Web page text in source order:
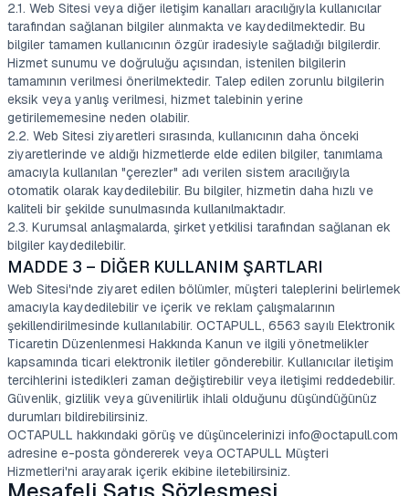
2.1. Web Sitesi veya diğer iletişim kanalları aracılığıyla kullanıcılar
tarafından sağlanan bilgiler alınmakta ve kaydedilmektedir. Bu
bilgiler tamamen kullanıcının özgür iradesiyle sağladığı bilgilerdir.
Hizmet sunumu ve doğruluğu açısından, istenilen bilgilerin
tamamının verilmesi önerilmektedir. Talep edilen zorunlu bilgilerin
eksik veya yanlış verilmesi, hizmet talebinin yerine
getirilememesine neden olabilir.
2.2. Web Sitesi ziyaretleri sırasında, kullanıcının daha önceki
ziyaretlerinde ve aldığı hizmetlerde elde edilen bilgiler, tanımlama
amacıyla kullanılan "çerezler" adı verilen sistem aracılığıyla
otomatik olarak kaydedilebilir. Bu bilgiler, hizmetin daha hızlı ve
kaliteli bir şekilde sunulmasında kullanılmaktadır.
2.3. Kurumsal anlaşmalarda, şirket yetkilisi tarafından sağlanan ek
bilgiler kaydedilebilir.
MADDE 3 – DİĞER KULLANIM ŞARTLARI
Web Sitesi'nde ziyaret edilen bölümler, müşteri taleplerini belirlemek
amacıyla kaydedilebilir ve içerik ve reklam çalışmalarının
şekillendirilmesinde kullanılabilir. OCTAPULL, 6563 sayılı Elektronik
Ticaretin Düzenlenmesi Hakkında Kanun ve ilgili yönetmelikler
kapsamında ticari elektronik iletiler gönderebilir. Kullanıcılar iletişim
tercihlerini istedikleri zaman değiştirebilir veya iletişimi reddedebilir.
Güvenlik, gizlilik veya güvenilirlik ihlali olduğunu düşündüğünüz
durumları bildirebilirsiniz.
OCTAPULL hakkındaki görüş ve düşüncelerinizi info@octapull.com
adresine e-posta göndererek veya OCTAPULL Müşteri
Hizmetleri'ni arayarak içerik ekibine iletebilirsiniz.